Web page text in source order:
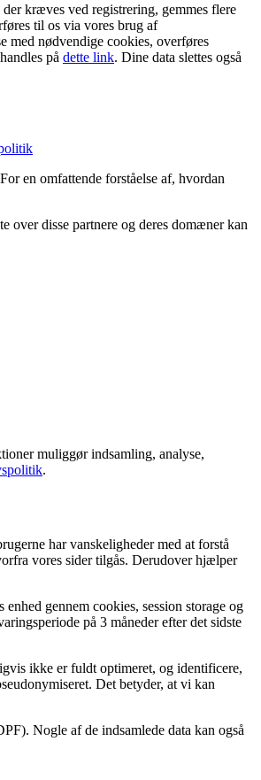
kræves ved registrering, gemmes flere
til os via vores brug af
med nødvendige cookies, overføres
på dette link. Dine data slettes også
en omfattende forståelse af, hvordan
over disse partnere og deres domæner kan
muliggør indsamling, analyse,
.
har vanskeligheder med at forstå
vores sider tilgås. Derudover hjælper
gennem cookies, session storage og
på 3 måneder efter det sidste
ikke er fuldt optimeret, og identificere,
Det betyder, at vi kan
Nogle af de indsamlede data kan også